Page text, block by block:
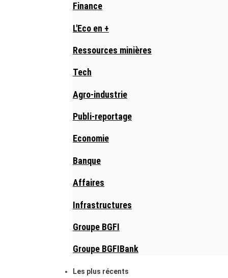
Finance
L'Eco en +
Ressources minières
Tech
Agro-industrie
Publi-reportage
Economie
Banque
Affaires
Infrastructures
Groupe BGFI
Groupe BGFIBank
Les plus récents